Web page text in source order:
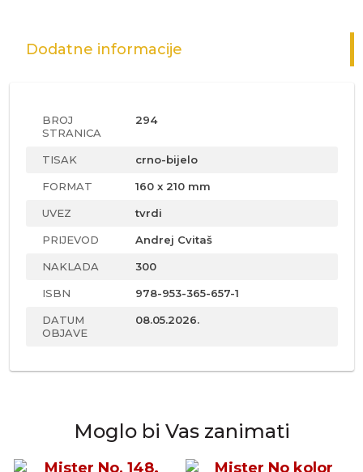
Dodatne informacije
BROJ
STRANICA
294
TISAK crno-bijelo
FORMAT 160 x 210 mm
UVEZ tvrdi
PRIJEVOD Andrej Cvitaš
NAKLADA 300
ISBN 978-953-365-657-1
DATUM
OBJAVE
08.05.2026.
Moglo bi Vas zanimati